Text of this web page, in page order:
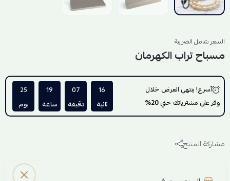
السعر شامل الضريبة
مسباح تراب الكهرمان
أسرع! ينتهي العرض خلال
وفر على مشترياتك حتي20%
15
ثانية
07
دقيقة
19
ساعة
25
يوم
مشاركة المنتج